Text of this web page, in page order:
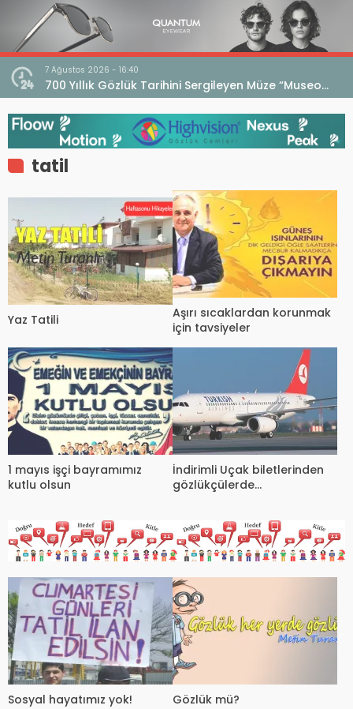
7 Ağustos 2026 - 16:40
700 Yıllık Gözlük Tarihini Sergileyen Müze “Museo
dell’Occhiale”
tatil
Yaz Tatili
Aşırı sıcaklardan korunmak
için tavsiyeler
1 mayıs işçi bayramımız
kutlu olsun
İndirimli Uçak biletlerinden
gözlükçülerde
Sosyal hayatımız yok! Gözlük mü?